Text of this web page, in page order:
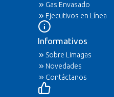
Gas Envasado
Ejecutivos en Línea
Informativos
Sobre Limagas
Novedades
Contáctanos